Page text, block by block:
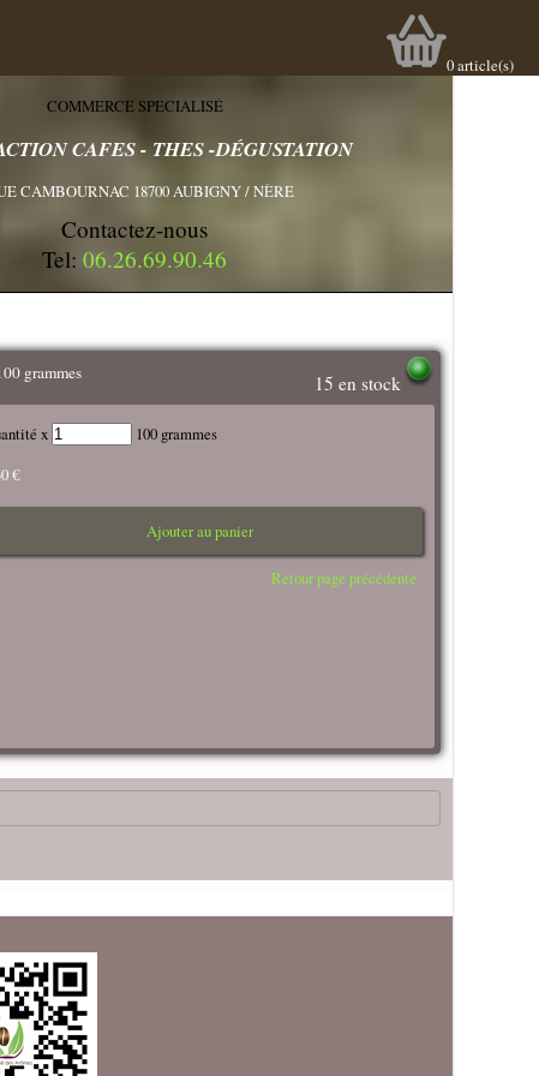
0article(s)
COMMERCE SPECIALISÉ
CAFES - THES -DÉGUSTATION
CAMBOURNAC 18700 AUBIGNY / NÈRE
Contactez-nous
Tel: 06.26.69.90.46
grammes 15 en stock
x
100 grammes
€
Ajouter au panier
Retour page précédente